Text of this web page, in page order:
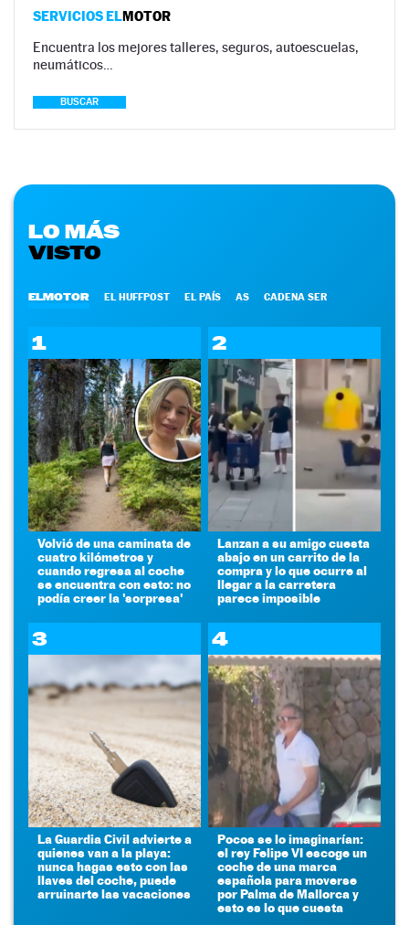
SERVICIOS ELMOTOR
Encuentra los mejores talleres, seguros, autoescuelas,
neumáticos…
BUSCAR
LO MÁS
VISTO
ELMOTOR EL HUFFPOST EL PAÍS AS CADENA SER
1
Volvió de una caminata de
cuatro kilómetros y
cuando regresa al coche
se encuentra con esto: no
podía creer la 'sorpresa'
2
Lanzan a su amigo cuesta
abajo en un carrito de la
compra y lo que ocurre al
llegar a la carretera
parece imposible
3
La Guardia Civil advierte a
quienes van a la playa:
nunca hagas esto con las
llaves del coche, puede
arruinarte las vacaciones
4
Pocos se lo imaginarían:
el rey Felipe VI escoge un
coche de una marca
española para moverse
por Palma de Mallorca y
esto es lo que cuesta